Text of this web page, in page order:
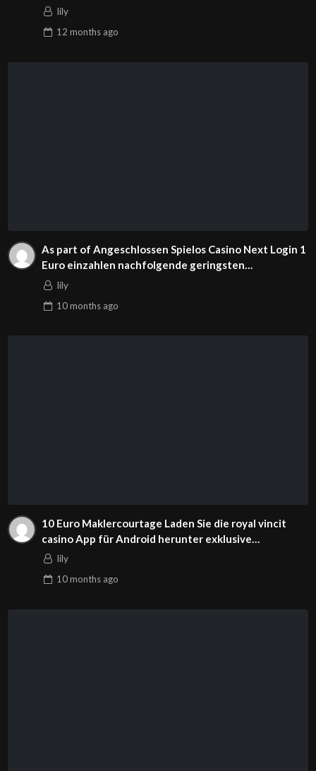
Fans
lily
12 monthsago
As part of Angeschlossen Spielos Casino Next Login 1
Euro einzahlen nachfolgende geringsten
Mindesteinzahlungen 2024
lily
10 monthsago
10 Euro Maklercourtage Laden Sie die royal vincit
casino App für Android herunter exklusive
Einzahlung Kasino 10 nach Registrierung
lily
10 monthsago